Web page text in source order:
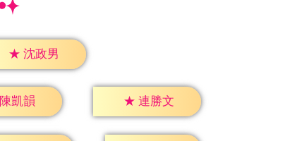
★ 沈政男
陳凱韻 ★ 連勝文